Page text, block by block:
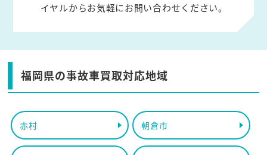
イヤルからお気軽にお問い合わせください。
福岡県の事故車買取対応地域
赤村 朝倉市